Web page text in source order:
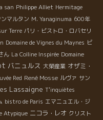
san Philippe Alliet Hermitage
マルタン M. Yanaginuma 600年
Terre パリ・ビストロ・ロバセリ
Domaine de Vignes du Maynes ビ
ん La Colline Inspirée Domaine
バニュルス 大榮産業 オザミ・
Red René Mosse ルヴァ サン
Lassaigne T'inquiètes
bistro de Paris エマニュエル・ジ
Atypique ニコラ・レオ クリスト